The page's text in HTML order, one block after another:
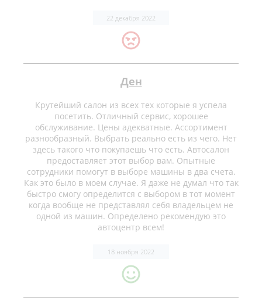
22 декабря 2022
Ден
Крутейший салон из всех тех которые я успела
посетить. Отличный сервис, хорошее
обслуживание. Цены адекватные. Ассортимент
разнообразный. Выбрать реально есть из чего. Нет
здесь такого что покупаешь что есть. Автосалон
предоставляет этот выбор вам. Опытные
сотрудники помогут в выборе машины в два счета.
Как это было в моем случае. Я даже не думал что так
быстро смогу определится с выбором в тот момент
когда вообще не представлял себя владельцем не
одной из машин. Определено рекомендую это
автоцентр всем!
18 ноября 2022